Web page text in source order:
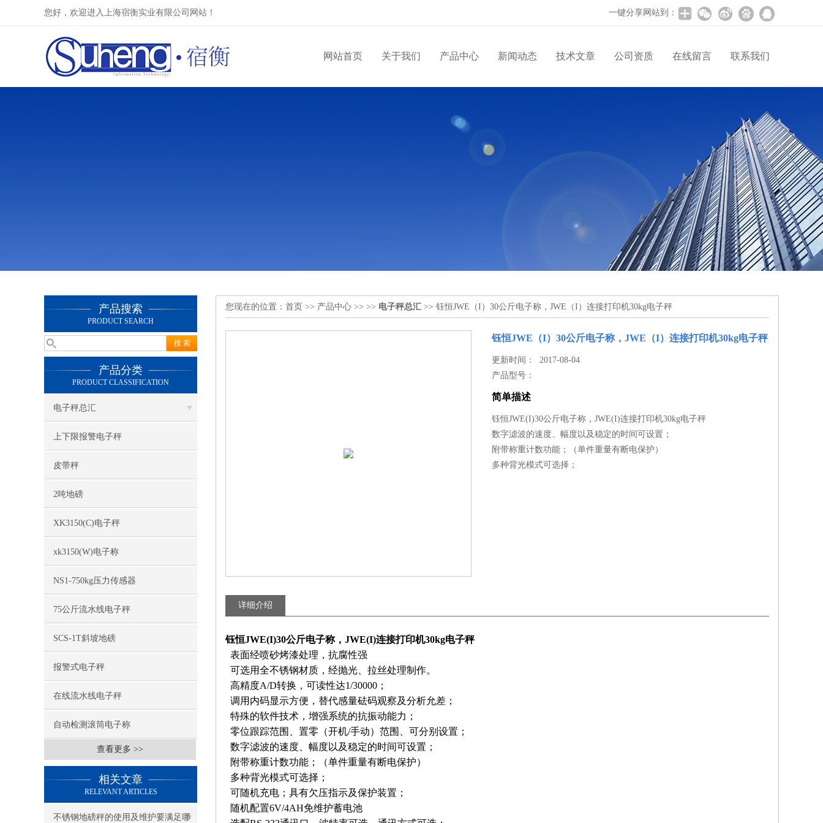
您好，欢迎进入上海宿衡实业有限公司网站！ 一键分享网站到：
网站首页 关于我们 产品中心 新闻动态 技术文章 公司资质 在线留言 联系我们
产品搜索
PRODUCT SEARCH
产品分类
PRODUCT CLASSIFICATION
电子秤总汇
上下限报警电子秤
皮带秤
2吨地磅
XK3150(C)电子秤
xk3150(W)电子称
NS1-750kg压力传感器
75公斤流水线电子秤
SCS-1T斜坡地磅
报警式电子秤
在线流水线电子秤
自动检测滚筒电子称
查看更多 >>
相关文章
RELEVANT ARTICLES
不锈钢地磅秤的使用及维护要满足哪
您现在的位置： 首页 >> 产品中心 >> >> 电子秤总汇 >> 钰恒JWE（I）30公斤电子称，JWE（I）连接打印机30kg电子秤
钰恒JWE（I）30公斤电子称，JWE（I）连接打印机30kg电子秤
更新时间： 2017-08-04
产品型号：
简单描述
钰恒JWE(I)30公斤电子称，JWE(I)连接打印机30kg电子秤
数字滤波的速度、幅度以及稳定的时间可设置；
附带称重计数功能；（单件重量有断电保护）
多种背光模式可选择；
详细介绍
钰恒JWE(I)30公斤电子称，JWE(I)连接打印机30kg电子秤
表面经喷砂烤漆处理，抗腐性强
可选用全不锈钢材质，经抛光、拉丝处理制作。
高精度A/D转换，可读性达1/30000 ；
调用内码显示方便，替代感量砝码观察及分析允差；
特殊的软件技术，增强系统的抗振动能力；
零位跟踪范围、置零（开机/手动）范围、可分别设置；
数字滤波的速度、幅度以及稳定的时间可设置；
附带称重计数功能；（单件重量有断电保护）
多种背光模式可选择；
可随机充电；具有欠压指示及保护装置；
随机配置6V/4AH免维护蓄电池